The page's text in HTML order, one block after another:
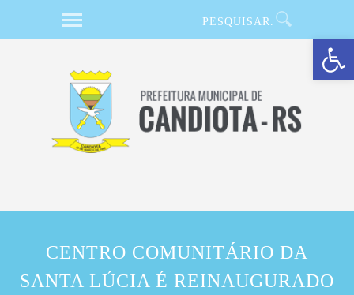
Barra de Ferramentas Aberta
CENTRO COMUNITÁRIO DA
SANTA LÚCIA É REINAUGURADO